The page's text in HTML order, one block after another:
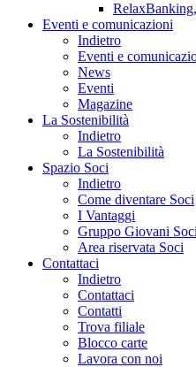
Eventi e comunicazioni
Indietro
Eventi e
News
Eventi
Magazine
La Sostenibilità
Indietro
La Sostenibilità
Spazio Soci
Indietro
Come diventare Soci
I Vantaggi
Gruppo Giovani Soci
Area riservata Soci
Contattaci
Indietro
Contattaci
Contatti
Trova filiale
Blocco carte
Lavora con noi